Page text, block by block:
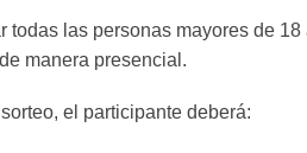
todas las personas mayores de
manera presencial.
el participante deberá: